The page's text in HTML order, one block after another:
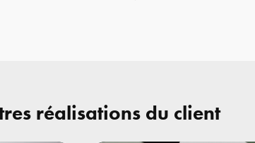
réalisations du client